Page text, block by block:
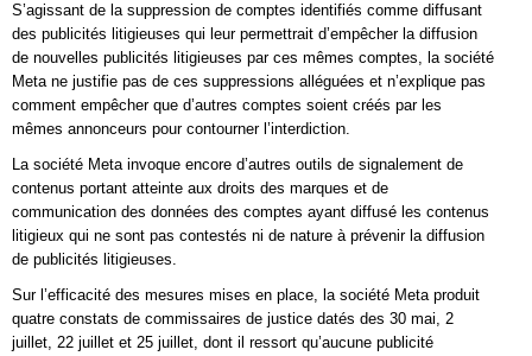
S’agissant de la suppression de comptes identifiés comme diffusant
des publicités litigieuses qui leur permettrait d’empêcher la diffusion
de nouvelles publicités litigieuses par ces mêmes comptes, la société
Meta ne justifie pas de ces suppressions alléguées et n’explique pas
comment empêcher que d’autres comptes soient créés par les
mêmes annonceurs pour contourner l’interdiction.
La société Meta invoque encore d’autres outils de signalement de
contenus portant atteinte aux droits des marques et de
communication des données des comptes ayant diffusé les contenus
litigieux qui ne sont pas contestés ni de nature à prévenir la diffusion
de publicités litigieuses.
Sur l’efficacité des mesures mises en place, la société Meta produit
quatre constats de commissaires de justice datés des 30 mai, 2
juillet, 22 juillet et 25 juillet, dont il ressort qu’aucune publicité